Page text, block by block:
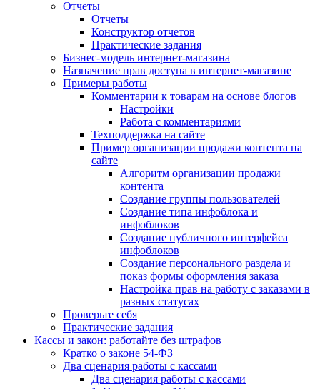
Отчеты
Отчеты
Конструктор отчетов
Практические задания
Бизнес-модель интернет-магазина
Назначение прав доступа в интернет-магазине
Примеры работы
Комментарии к товарам на основе блогов
Настройки
Работа с комментариями
Техподдержка на сайте
Пример организации продажи контента на
сайте
Алгоритм организации продажи
контента
Создание группы пользователей
Создание типа инфоблока и
инфоблоков
Создание публичного интерфейса
инфоблоков
Создание персонального раздела и
показ формы оформления заказа
Настройка прав на работу с заказами в
разных статусах
Проверьте себя
Практические задания
Кассы и закон: работайте без штрафов
Кратко о законе 54-ФЗ
Два сценария работы с кассами
Два сценария работы с кассами